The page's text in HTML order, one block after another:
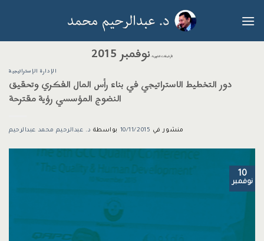
للمحتوى
الأرشيفات الشهرية: نوفمبر 2015
الإدارة الإستراتيجية
دور التخطيط الاستراتيجي في بناء رأس المال الفكري وتحقيق
النضوج المؤسسي رؤية مقترحة
منشور في 10/11/2015 بواسطة د. عبدالرحيم محمد عبدالرحيم
10
نوفمبر